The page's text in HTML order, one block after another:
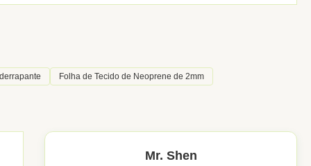
Folha de Tecido de Neoprene de 2mm
Mr. Shen